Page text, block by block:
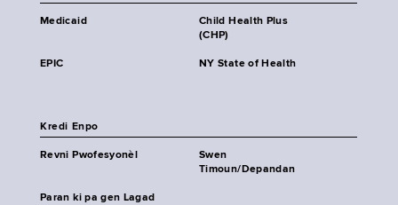
Medicaid
Child Health Plus
(CHP)
EPIC NY State of Health
Kredi Enpo
Revni Pwofesyonèl
Swen
Timoun/Depandan
Paran ki pa gen Lagad